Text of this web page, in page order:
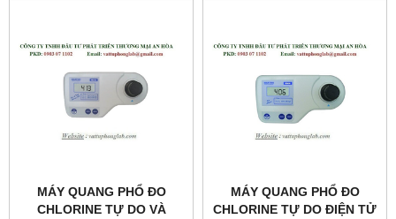
MÁY QUANG PHỔ ĐO
CHLORINE TỰ DO VÀ
MÁY QUANG PHỔ ĐO
CHLORINE TỰ DO ĐIỆN TỬ